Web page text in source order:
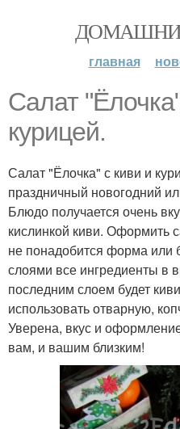
главная
Салат
курицей.
Салат "Ёлочка" с киви и
праздничный новогодний
Блюдо получается очень
кислинкой киви. Оформить
не понадобится форма или
слоями все ингредиенты в
последним слоем будет
использовать отварную,
Уверена, вкус и
вам, и вашим близким!